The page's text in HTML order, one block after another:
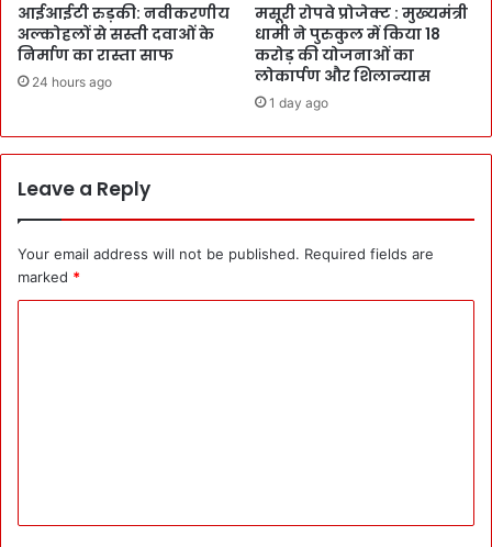
आईआईटी रुड़की: नवीकरणीय
अल्कोहलों से सस्ती दवाओं के
निर्माण का रास्ता साफ
24 hours ago
मसूरी रोपवे प्रोजेक्ट : मुख्‍यमंत्री
धामी ने पुरुकुल में किया 18
करोड़ की योजनाओं का
लोकार्पण और शिलान्यास
1 day ago
Leave a Reply
Your email address will not be published. Required fields are
marked *